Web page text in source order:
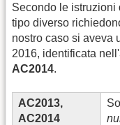
Secondo le istruzioni
tipo diverso
nostro caso si aveva
2016, identificata
AC2014.
AC2013,
AC2014